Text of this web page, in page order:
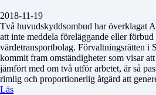
2018-11-19
Två huvudskyddsombud har överklagat
att inte meddela föreläggande eller
värdetransportbolag. Förvaltningsrätten i
kommit fram omständigheter som visar
jämfört med om två utför arbetet, är så
rimlig och proportionerlig åtgärd att
Läs